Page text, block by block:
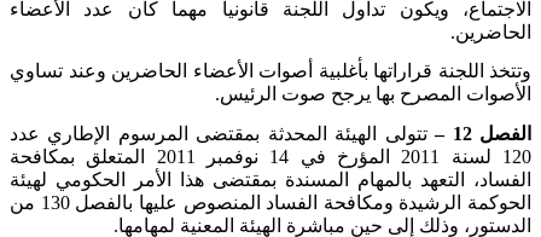
الاجتماع، ويكون تداول اللجنة قانونيا مهما كان عدد الأعضاء
الحاضرين.
وتتخذ اللجنة قراراتها بأغلبية أصوات الأعضاء الحاضرين وعند تساوي
الأصوات المصرح بها يرجح صوت الرئيس.
الفصل 12 –
تتولى الهيئة المحدثة بمقتضى المرسوم الإطاري عدد
120 لسنة 2011 المؤرخ في 14 نوفمبر 2011 المتعلق بمكافحة
الفساد، التعهد بالمهام المسندة بمقتضى هذا الأمر الحكومي لهيئة
الحوكمة الرشيدة ومكافحة الفساد المنصوص عليها بالفصل 130 من
الدستور، وذلك إلى حين مباشرة الهيئة المعنية لمهامها.